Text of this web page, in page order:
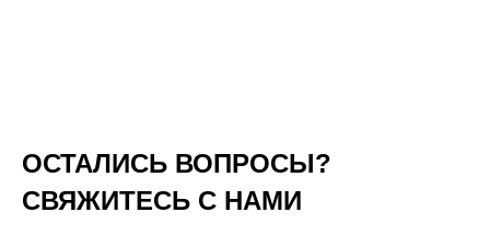
ОСТАЛИСЬ ВОПРОСЫ?
СВЯЖИТЕСЬ С НАМИ